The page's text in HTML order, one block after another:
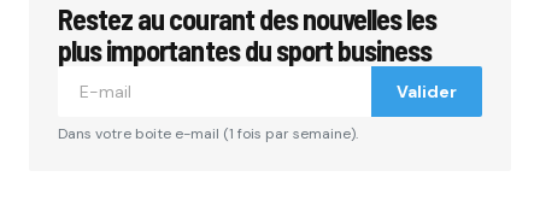
Restez au courant des nouvelles les
plus importantes du sport business
Valider
Dans votre boite e-mail (1 fois par semaine).